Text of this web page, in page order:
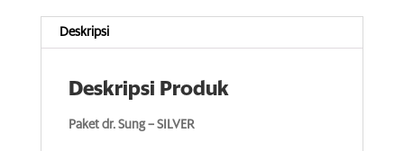
Deskripsi
Deskripsi Produk
Paket dr. Sung – SILVER